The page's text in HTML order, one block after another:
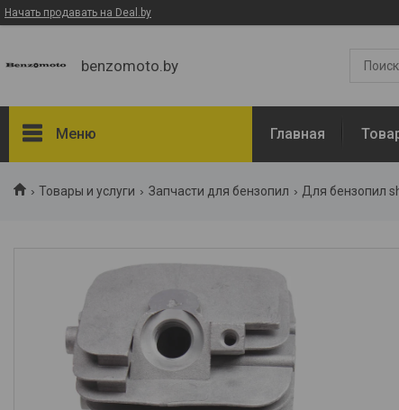
Начать продавать на Deal.by
benzomoto.by
Меню Главная
Товары и услуги Запчасти для бензопил Для бензопил